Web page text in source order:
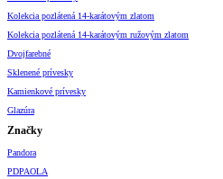
Kolekcia pozlátená 14-karátovým zlatom
Kolekcia pozlátená 14-karátovým ružovým zlatom
Dvojfarebné
Sklenené prívesky
Kamienkové prívesky
Glazúra
Značky
Pandora
PDPAOLA